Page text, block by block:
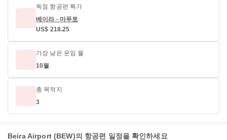
독점 항공편 특가
베이라 - 마푸토
US$ 218.25
가장 낮은 운임 월
10월
총 목적지
3
Beira Airport (BEW)의 항공편 일정을 확인하세요